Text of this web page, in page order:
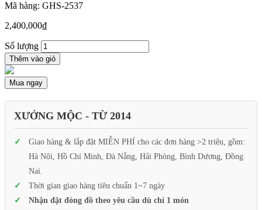
Mã hàng: GHS-2537
2,400,000₫
Số lượng
Thêm vào giỏ
Mua ngay
XƯỞNG MỘC - TỪ 2014
Giao hàng & lắp đặt MIỄN PHÍ cho các đơn hàng >2 triệu, gồm:
Hà Nội, Hồ Chí Minh, Đà Nẵng, Hải Phòng, Bình Dương, Đồng
Nai.
Thời gian giao hàng tiêu chuẩn 1~7 ngày
Nhận đặt đóng đồ theo yêu cầu dù chỉ 1 món